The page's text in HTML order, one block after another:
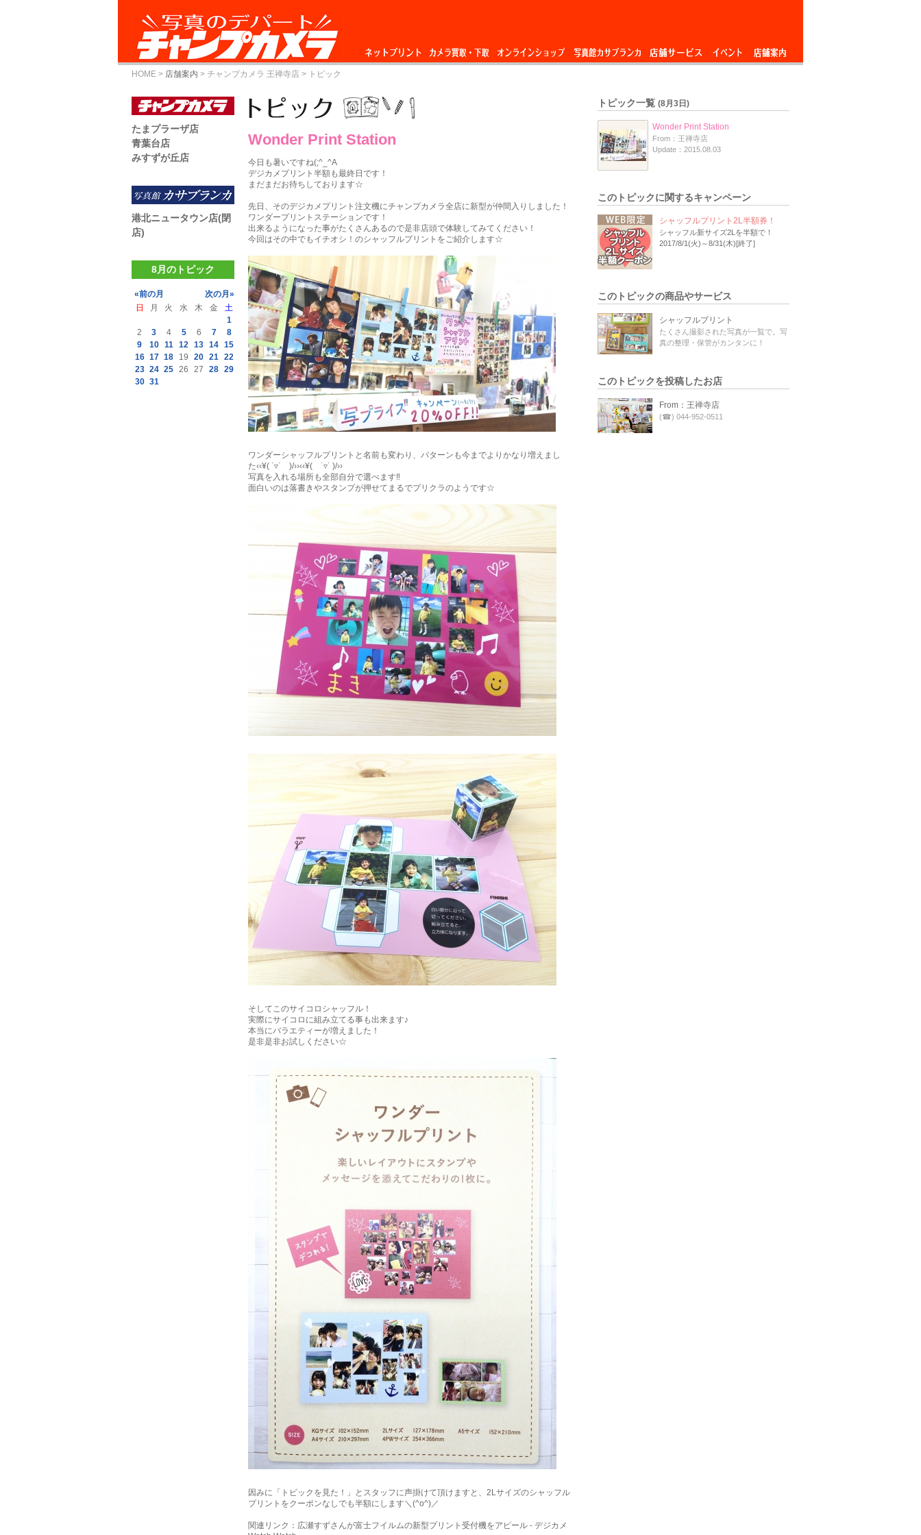
ネットプリント
カメラ買取・下
オンラインショップ 写真館カサブランカ 店舗サービス イベント 店舗案内
HOME > 店舗案内 > チャンプカメラ 王禅寺店 > トピック
Wonder Print Station
今日も暑いですね(;^_^A
デジカメプリント半額も最終日です！
まだまだお待ちしております☆
先日、そのデジカメプリント注文機にチャンプカメラ全店に新型が仲間入りしました！
ワンダープリントステーションです！
出来るようになった事がたくさんあるので是非店頭で体験してみてください！
今回はその中でもイチオシ！のシャッフルプリントをご紹介します☆
ワンダーシャッフルプリントと名前も変わり、パターンも今までよりかなり増えまし
た‹‹¥( ˙▿˙ )/››‹‹¥( ˙▿˙ )/››
写真を入れる場所も全部自分で選べます‼︎
面白いのは落書きやスタンプが押せてまるでプリクラのようです☆
そしてこのサイコロシャッフル！
実際にサイコロに組み立てる事も出来ます♪
本当にバラエティーが増えました！
是非是非お試しください☆
因みに「トピックを見た！」とスタッフに声掛けて頂けますと、2Lサイズのシャッフル
プリントをクーポンなしでも半額にします＼(^o^)／
関連リンク： 広瀬すずさんが富士フイルムの新型プリント受付機をアピール - デジカメ
たまプラーザ店
青葉台店
みすずが丘店
港北ニュータウン店(閉
店)
8月のトピック
«前の月
次の月»
日
月 火 水 木 金
土
1
2
3 4 5 6 7
8
9
10 11 12 13 14 15
16 17 18 19 20 21 22
23 24 25 26 27 28 29
30 31
トピック一覧 (8月3日)
Wonder Print Station
From：王禅寺店
Update：2015.08.03
このトピックに関するキャンペーン
シャッフルプリント2L半額券！
シャッフル新サイズ2Lを半額で！
2017/8/1(火)～8/31(木)[終了]
このトピックの商品やサービス
シャッフルプリント
たくさん撮影された写真が一覧で。写
真の整理・保管がカンタンに！
このトピックを投稿したお店
From：王禅寺店
(☎) 044-952-0511